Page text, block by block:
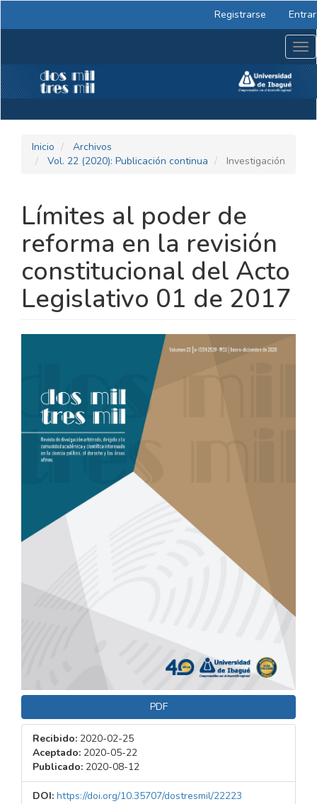
lateral
Registrarse Entrar
Inicio
Archivos
Vol. 22 (2020): Publicación continua
Investigación
Límites al poder de
reforma en la revisión
constitucional del Acto
Legislativo 01 de 2017
BARRA
ARTÍCULO
PDF
Recibido: 2020-02-25
Aceptado: 2020-05-22
Publicado: 2020-08-12
DOI: https://doi.org/10.35707/dostresmil/22223